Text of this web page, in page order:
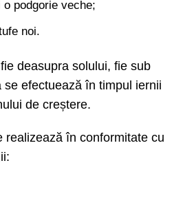
podgorie veche;
noi.
deasupra solului, fie sub
se efectuează în timpul iernii
de creștere.
realizează în conformitate cu